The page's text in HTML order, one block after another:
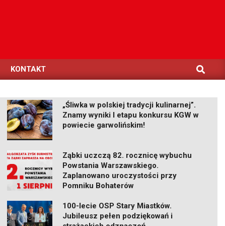
KONTAKT Search
„Śliwka w polskiej tradycji kulinarnej”.
Znamy wyniki I etapu konkursu KGW w
powiecie garwolińskim!
Ząbki uczczą 82. rocznicę wybuchu
Powstania Warszawskiego.
Zaplanowano uroczystości przy
Pomniku Bohaterów
100-lecie OSP Stary Miastków.
Jubileusz pełen podziękowań i